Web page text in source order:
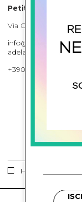
Petit Pasha
Via Cilea, 255 Napoli
+39081643421 ,
Ho letto ed